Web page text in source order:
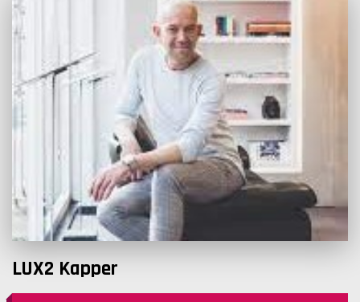
LUX2 Kapper